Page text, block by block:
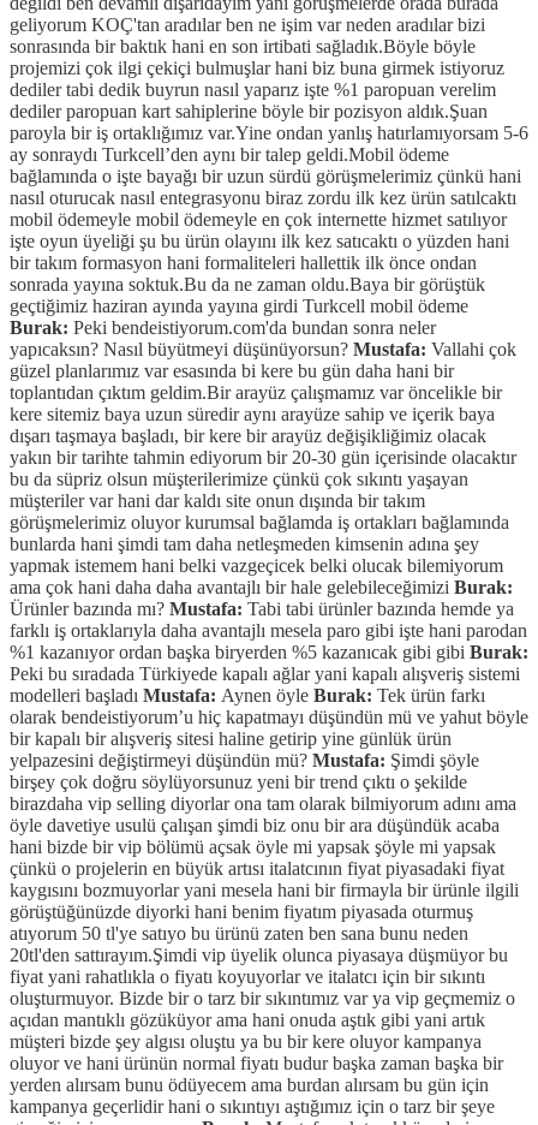
geliyorum KOÇ'tan aradılar ben ne işim var neden aradılar bizi
sonrasında bir baktık hani en son irtibati sağladık.Böyle böyle
projemizi çok ilgi çekiçi bulmuşlar hani biz buna girmek istiyoruz
dediler tabi dedik buyrun nasıl yaparız işte %1 paropuan verelim
dediler paropuan kart sahiplerine böyle bir pozisyon aldık.Şuan
paroyla bir iş ortaklığımız var.Yine ondan yanlış hatırlamıyorsam 5-6
ay sonraydı Turkcell’den aynı bir talep geldi.Mobil ödeme
bağlamında o işte bayağı bir uzun sürdü görüşmelerimiz çünkü hani
nasıl oturucak nasıl entegrasyonu biraz zordu ilk kez ürün satılcaktı
mobil ödemeyle mobil ödemeyle en çok internette hizmet satılıyor
işte oyun üyeliği şu bu ürün olayını ilk kez satıcaktı o yüzden hani
bir takım formasyon hani formaliteleri hallettik ilk önce ondan
sonrada yayına soktuk.Bu da ne zaman oldu.Baya bir görüştük
geçtiğimiz haziran ayında yayına girdi Turkcell mobil ödeme
Burak: Peki bendeistiyorum.com'da bundan sonra neler
yapıcaksın? Nasıl büyütmeyi düşünüyorsun? Mustafa: Vallahi çok
güzel planlarımız var esasında bi kere bu gün daha hani bir
toplantıdan çıktım geldim.Bir arayüz çalışmamız var öncelikle bir
kere sitemiz baya uzun süredir aynı arayüze sahip ve içerik baya
dışarı taşmaya başladı, bir kere bir arayüz değişikliğimiz olacak
yakın bir tarihte tahmin ediyorum bir 20-30 gün içerisinde olacaktır
bu da süpriz olsun müşterilerimize çünkü çok sıkıntı yaşayan
müşteriler var hani dar kaldı site onun dışında bir takım
görüşmelerimiz oluyor kurumsal bağlamda iş ortakları bağlamında
bunlarda hani şimdi tam daha netleşmeden kimsenin adına şey
yapmak istemem hani belki vazgeçicek belki olucak bilemiyorum
ama çok hani daha daha avantajlı bir hale gelebileceğimizi Burak:
Ürünler bazında mı? Mustafa: Tabi tabi ürünler bazında hemde ya
farklı iş ortaklarıyla daha avantajlı mesela paro gibi işte hani parodan
%1 kazanıyor ordan başka biryerden %5 kazanıcak gibi gibi Burak:
Peki bu sıradada Türkiyede kapalı ağlar yani kapalı alışveriş sistemi
modelleri başladı Mustafa: Aynen öyle Burak: Tek ürün farkı
olarak bendeistiyorum’u hiç kapatmayı düşündün mü ve yahut böyle
bir kapalı bir alışveriş sitesi haline getirip yine günlük ürün
yelpazesini değiştirmeyi düşündün mü? Mustafa: Şimdi şöyle
birşey çok doğru söylüyorsunuz yeni bir trend çıktı o şekilde
birazdaha vip selling diyorlar ona tam olarak bilmiyorum adını ama
öyle davetiye usulü çalışan şimdi biz onu bir ara düşündük acaba
hani bizde bir vip bölümü açsak öyle mi yapsak şöyle mi yapsak
çünkü o projelerin en büyük artısı italatcının fiyat piyasadaki fiyat
kaygısını bozmuyorlar yani mesela hani bir firmayla bir ürünle ilgili
görüştüğünüzde diyorki hani benim fiyatım piyasada oturmuş
atıyorum 50 tl'ye satıyo bu ürünü zaten ben sana bunu neden
20tl'den sattırayım.Şimdi vip üyelik olunca piyasaya düşmüyor bu
fiyat yani rahatlıkla o fiyatı koyuyorlar ve italatcı için bir sıkıntı
oluşturmuyor. Bizde bir o tarz bir sıkıntımız var ya vip geçmemiz o
açıdan mantıklı gözüküyor ama hani onuda aştık gibi yani artık
müşteri bizde şey algısı oluştu ya bu bir kere oluyor kampanya
oluyor ve hani ürünün normal fiyatı budur başka zaman başka bir
yerden alırsam bunu ödüyecem ama burdan alırsam bu gün için
kampanya geçerlidir hani o sıkıntıyı aştığımız için o tarz bir şeye